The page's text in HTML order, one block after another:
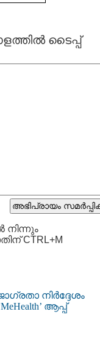
ടൈപ്പ്
നിന്നും
CTRL+M
നിർദ്ദേശം
ആപ്പ്